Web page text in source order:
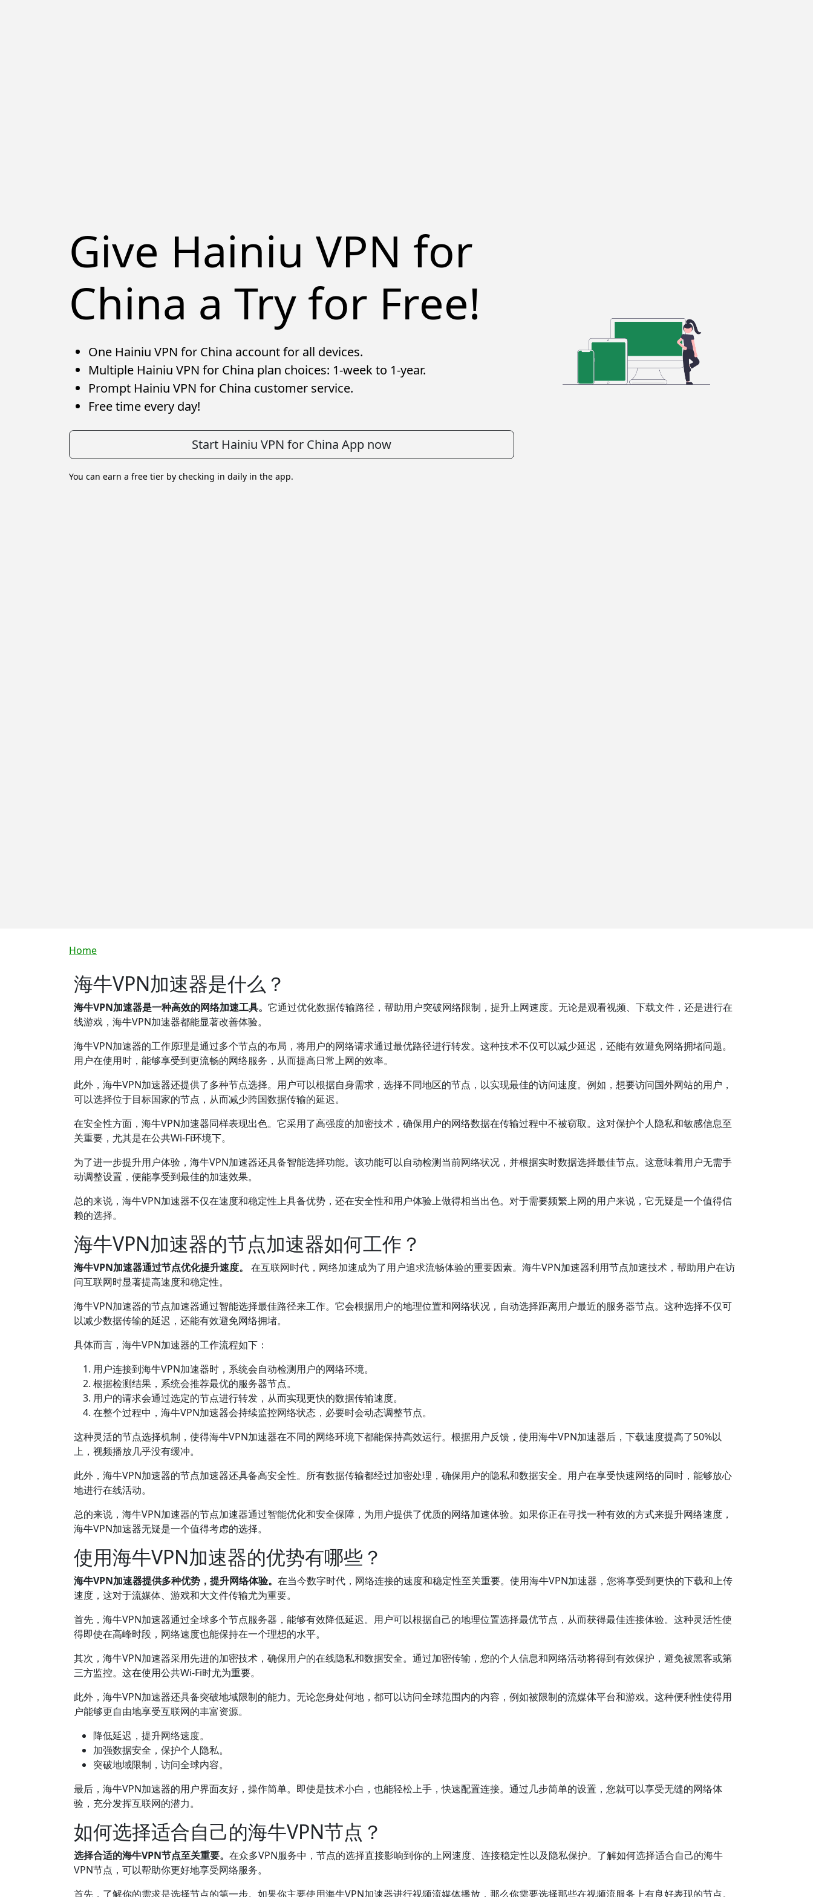
Give Hainiu VPN for
China a Try for Free!
One Hainiu VPN for China account for all devices.
Multiple Hainiu VPN for China plan choices: 1-week to 1-year.
Prompt Hainiu VPN for China customer service.
Free time every day!
Start Hainiu VPN for China App now
You can earn a free tier by checking in daily in the app.
Breadcrumb
Home
海牛VPN加速器是什么？
海牛VPN加速器是一种高效的网络加速工具。 它通过优化数据传输路径，帮助用户突破网络限制，提升上网速度。无论是观看视频、下载文件，还是进行在
线游戏，海牛VPN加速器都能显著改善体验。
海牛VPN加速器的工作原理是通过多个节点的布局，将用户的网络请求通过最优路径进行转发。这种技术不仅可以减少延迟，还能有效避免网络拥堵问题。
用户在使用时，能够享受到更流畅的网络服务，从而提高日常上网的效率。
此外，海牛VPN加速器还提供了多种节点选择。用户可以根据自身需求，选择不同地区的节点，以实现最佳的访问速度。例如，想要访问国外网站的用户，
可以选择位于目标国家的节点，从而减少跨国数据传输的延迟。
在安全性方面，海牛VPN加速器同样表现出色。它采用了高强度的加密技术，确保用户的网络数据在传输过程中不被窃取。这对保护个人隐私和敏感信息至
关重要，尤其是在公共Wi-Fi环境下。
为了进一步提升用户体验，海牛VPN加速器还具备智能选择功能。该功能可以自动检测当前网络状况，并根据实时数据选择最佳节点。这意味着用户无需手
动调整设置，便能享受到最佳的加速效果。
总的来说，海牛VPN加速器不仅在速度和稳定性上具备优势，还在安全性和用户体验上做得相当出色。对于需要频繁上网的用户来说，它无疑是一个值得信
赖的选择。
海牛VPN加速器的节点加速器如何工作？
海牛VPN加速器通过节点优化提升速度。
在互联网时代，网络加速成为了用户追求流畅体验的重要因素。海牛VPN加速器利用节点加速技术，帮助用户在访
问互联网时显著提高速度和稳定性。
海牛VPN加速器的节点加速器通过智能选择最佳路径来工作。它会根据用户的地理位置和网络状况，自动选择距离用户最近的服务器节点。这种选择不仅可
以减少数据传输的延迟，还能有效避免网络拥堵。
具体而言，海牛VPN加速器的工作流程如下：
用户连接到海牛VPN加速器时，系统会自动检测用户的网络环境。
根据检测结果，系统会推荐最优的服务器节点。
用户的请求会通过选定的节点进行转发，从而实现更快的数据传输速度。
在整个过程中，海牛VPN加速器会持续监控网络状态，必要时会动态调整节点。
这种灵活的节点选择机制，使得海牛VPN加速器在不同的网络环境下都能保持高效运行。根据用户反馈，使用海牛VPN加速器后，下载速度提高了50%以
上，视频播放几乎没有缓冲。
此外，海牛VPN加速器的节点加速器还具备高安全性。所有数据传输都经过加密处理，确保用户的隐私和数据安全。用户在享受快速网络的同时，能够放心
地进行在线活动。
总的来说，海牛VPN加速器的节点加速器通过智能优化和安全保障，为用户提供了优质的网络加速体验。如果你正在寻找一种有效的方式来提升网络速度，
海牛VPN加速器无疑是一个值得考虑的选择。
使用海牛VPN加速器的优势有哪些？
海牛VPN加速器提供多种优势，提升网络体验。 在当今数字时代，网络连接的速度和稳定性至关重要。使用海牛VPN加速器，您将享受到更快的下载和上传
速度，这对于流媒体、游戏和大文件传输尤为重要。
首先，海牛VPN加速器通过全球多个节点服务器，能够有效降低延迟。用户可以根据自己的地理位置选择最优节点，从而获得最佳连接体验。这种灵活性使
得即使在高峰时段，网络速度也能保持在一个理想的水平。
其次，海牛VPN加速器采用先进的加密技术，确保用户的在线隐私和数据安全。通过加密传输，您的个人信息和网络活动将得到有效保护，避免被黑客或第
三方监控。这在使用公共Wi-Fi时尤为重要。
此外，海牛VPN加速器还具备突破地域限制的能力。无论您身处何地，都可以访问全球范围内的内容，例如被限制的流媒体平台和游戏。这种便利性使得用
户能够更自由地享受互联网的丰富资源。
降低延迟，提升网络速度。
加强数据安全，保护个人隐私。
突破地域限制，访问全球内容。
最后，海牛VPN加速器的用户界面友好，操作简单。即使是技术小白，也能轻松上手，快速配置连接。通过几步简单的设置，您就可以享受无缝的网络体
验，充分发挥互联网的潜力。
如何选择适合自己的海牛VPN节点？
选择合适的海牛VPN节点至关重要。 在众多VPN服务中，节点的选择直接影响到你的上网速度、连接稳定性以及隐私保护。了解如何选择适合自己的海牛
VPN节点，可以帮助你更好地享受网络服务。
首先，了解你的需求是选择节点的第一步。如果你主要使用海牛VPN加速器进行视频流媒体播放，那么你需要选择那些在视频流服务上有良好表现的节点。